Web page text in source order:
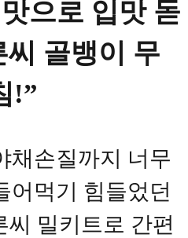
으로 입맛 돋
골뱅이 무
!”
채손질까지 너무
어먹기 힘들었던
씨 밀키트로 간편